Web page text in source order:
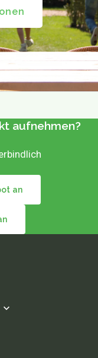
aufnehmen?
an